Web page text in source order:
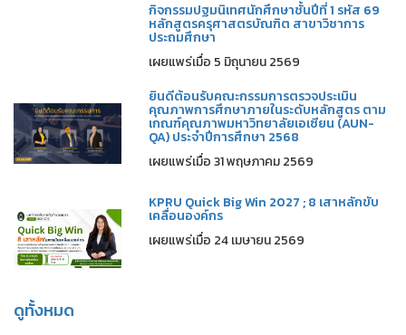
กิจกรรมปฐมนิเทศนักศึกษาชั้นปีที่ 1 รหัส 69
หลักสูตรครุศาสตรบัณฑิต สาขาวิชาการ
ประถมศึกษา
เผยแพร่เมื่อ 5 มิถุนายน 2569
ยินดีต้อนรับคณะกรรมการตรวจประเมิน
คุณภาพการศึกษาภายในระดับหลักสูตร ตาม
เกณฑ์คุณภาพมหาวิทยาลัยเอเซียน (AUN-
QA) ประจำปีการศึกษา 2568
เผยแพร่เมื่อ 31 พฤษภาคม 2569
KPRU Quick Big Win 2027 ; 8 เสาหลักขับ
เคลื่อนองค์กร
เผยแพร่เมื่อ 24 เมษายน 2569
ดูทั้งหมด